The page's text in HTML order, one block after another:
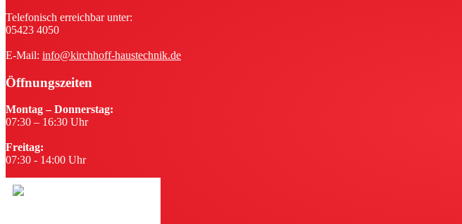
Telefonisch erreichbar unter:
05423 4050
E-Mail: info@kirchhoff-haustechnik.de
Öffnungszeiten
Montag – Donnerstag:
07:30 – 16:30 Uhr
Freitag:
07:30 - 14:00 Uhr